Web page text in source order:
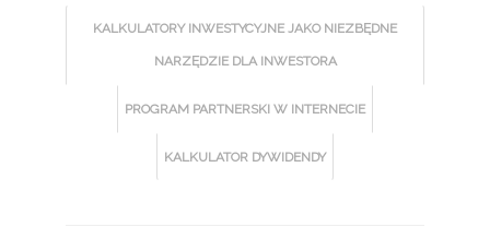
KALKULATORY INWESTYCYJNE JAKO NIEZBĘDNE
NARZĘDZIE DLA INWESTORA
PROGRAM PARTNERSKI W INTERNECIE
KALKULATOR DYWIDENDY